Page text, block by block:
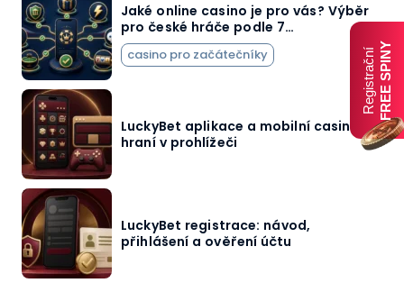
Jaké online casino je pro vás? Výběr
pro české hráče podle 7…
casino pro začátečníky
LuckyBet aplikace a mobilní casino:
hraní v prohlížeči
LuckyBet registrace: návod,
přihlášení a ověření účtu
RegistračníFREE SPINY